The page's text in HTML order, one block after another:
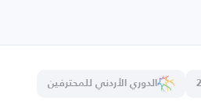
الدوري الأردني للمحترفين